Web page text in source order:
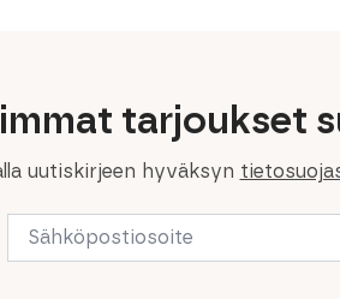
tarjoukset
uutiskirjeen hyväksyn
Email